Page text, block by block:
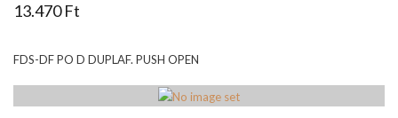
13.470 Ft
FDS-DF PO D DUPLAF. PUSH OPEN